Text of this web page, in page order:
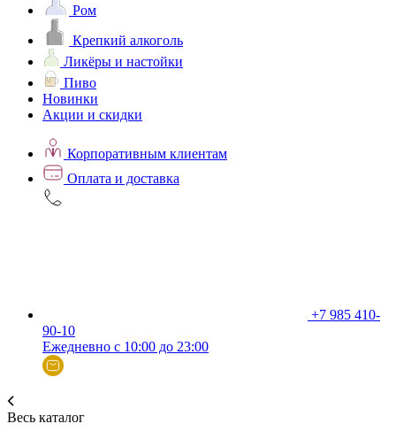
Ром
Крепкий алкоголь
Ликёры и настойки
Пиво
Новинки
Акции и скидки
Корпоративным клиентам
Оплата и доставка
+7 985 410-
90-10
Ежедневно с 10:00 до 23:00
Весь каталог